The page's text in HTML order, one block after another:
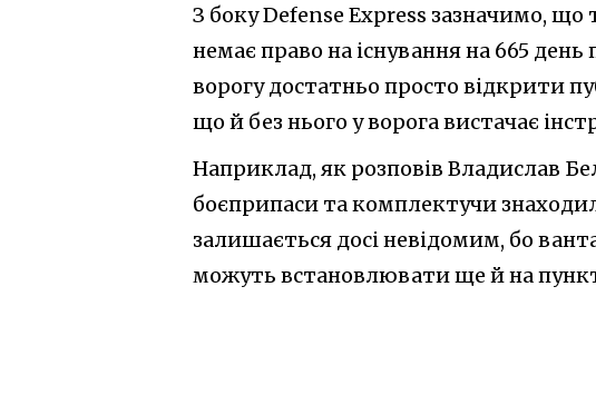
З боку Defense Express зазначимо, що
немає право на існування на 665
ворогу достатньо просто відкрити
що й без нього у ворога вистачає
Наприклад, як розповів Владислав
боєприпаси та комплектучи
залишається досі невідомим, бо
можуть встановлювати ще й на